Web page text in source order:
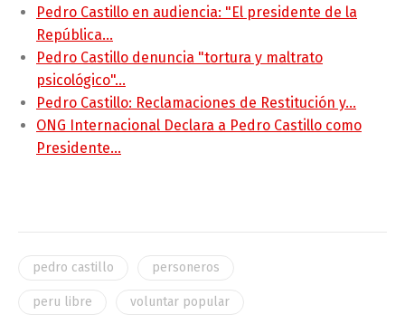
Pedro Castillo en audiencia: "El presidente de la
República…
Pedro Castillo denuncia "tortura y maltrato
psicológico"…
Pedro Castillo: Reclamaciones de Restitución y…
ONG Internacional Declara a Pedro Castillo como
Presidente…
pedro castillo personeros
peru libre voluntar popular